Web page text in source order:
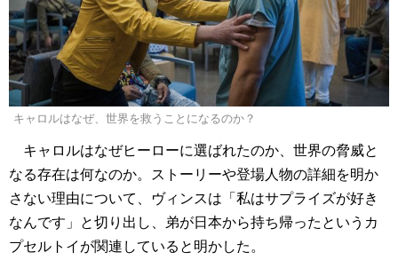
キャロルはなぜ、世界を救うことになるのか？
キャロルはなぜヒーローに選ばれたのか、世界の脅威と
なる存在は何なのか。ストーリーや登場人物の詳細を明か
さない理由について、ヴィンスは「私はサプライズが好き
なんです」と切り出し、弟が日本から持ち帰ったというカ
プセルトイが関連していると明かした。